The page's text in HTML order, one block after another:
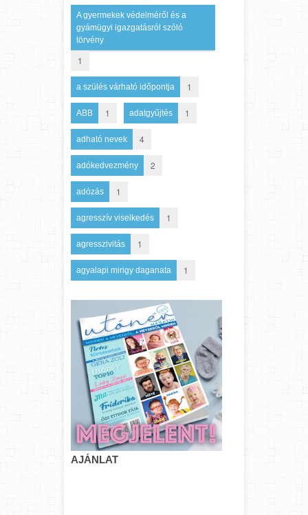
A gyermekek védelméről és a
gyámügyi igazgatásról szóló
törvény
1
a szülés várható időpontja 1
ABB 1 adatgyűjtés 1
adható nevek 4
adókedvezmény 2
adózás 1
agresszív viselkedés 1
agresszivitás 1
agyalapi mirigy daganata 1
AJÁNLAT